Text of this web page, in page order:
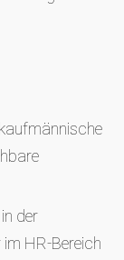
der
HR-Bereich